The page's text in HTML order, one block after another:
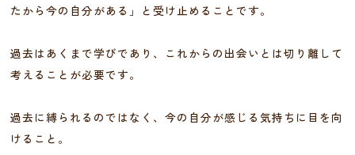
たから今の自分がある」と受け止めることです。
過去はあくまで学びであり、これからの出会いとは切り離して
考えることが必要です。
過去に縛られるのではなく、今の自分が感じる気持ちに目を向
けること。